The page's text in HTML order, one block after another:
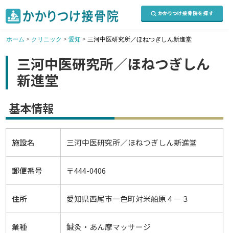
ホーム > クリニック > 愛知 > 三河中医研究所／ほねつぎしん新進堂
三河中医研究所／ほねつぎしん
新進堂
基本情報
施設名 三河中医研究所／ほねつぎしん新進堂
郵便番号 〒444-0406
住所 愛知県西尾市一色町対米船原４－３
業種 鍼灸・あん摩マッサージ